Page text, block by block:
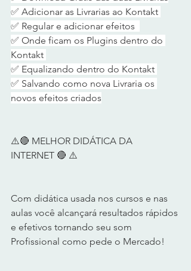
✅ Adicionar as Livrarias ao Kontakt
✅ Regular e adicionar efeitos
✅ Onde ficam os Plugins dentro do
Kontakt
✅ Equalizando dentro do Kontakt
✅ Salvando como nova Livraria os
novos efeitos criados
⚠️🔴 MELHOR DIDÁTICA DA
INTERNET 🔴 ⚠️
Com didática usada nos cursos e nas
aulas você alcançará resultados rápidos
e efetivos tornando seu som
Profissional como pede o Mercado!